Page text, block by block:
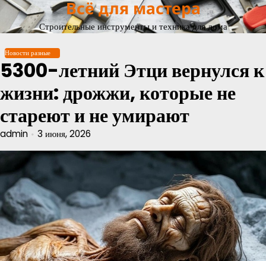
Перейти
содержимому
Всё для мастера
Строительные инструменты и техника для дома
Новости разные
5300-летний Этци вернулся к
жизни: дрожжи, которые не
стареют и не умирают
admin 3 июня, 2026